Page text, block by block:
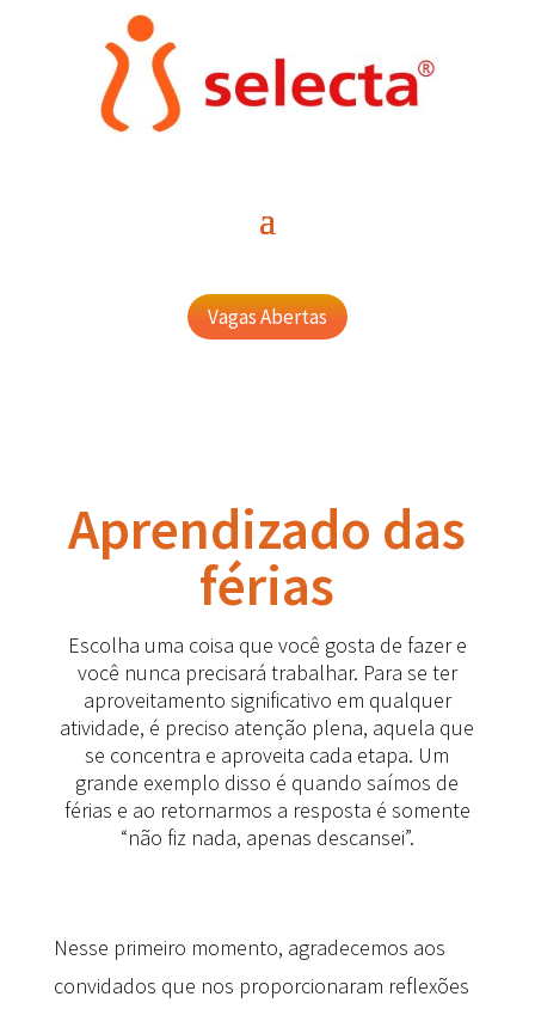
Vagas Abertas
Aprendizado das
férias
Escolha uma coisa que você gosta de fazer e
você nunca precisará trabalhar. Para se ter
aproveitamento significativo em qualquer
atividade, é preciso atenção plena, aquela que
se concentra e aproveita cada etapa. Um
grande exemplo disso é quando saímos de
férias e ao retornarmos a resposta é somente
“não fiz nada, apenas descansei”.
Nesse primeiro momento, agradecemos aos
convidados que nos proporcionaram reflexões